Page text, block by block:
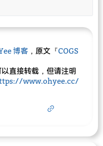
博客 ，原文『COGS
直接转载，但请注明
www.ohyee.cc/